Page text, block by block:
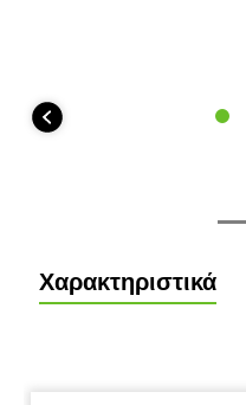
Χαρακτηριστικά